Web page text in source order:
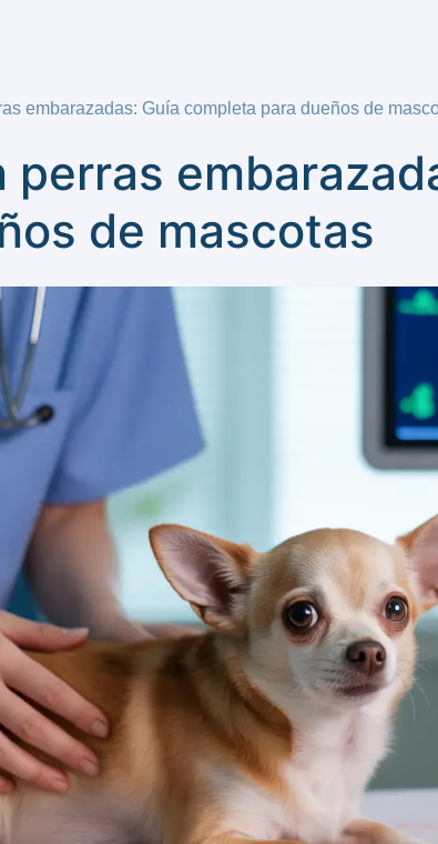
embarazadas: Guía completa para dueños de
de mascotas